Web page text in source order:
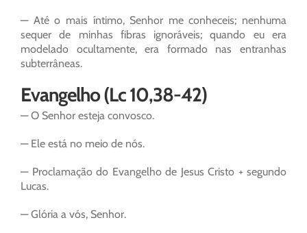
— Até o mais íntimo, Senhor me conheceis; nenhuma
sequer de minhas fibras ignoráveis; quando eu era
modelado ocultamente, era formado nas entranhas
subterrâneas.
Evangelho (Lc 10,38-42)
— O Senhor esteja convosco.
— Ele está no meio de nós.
— Proclamação do Evangelho de Jesus Cristo + segundo
Lucas.
— Glória a vós, Senhor.